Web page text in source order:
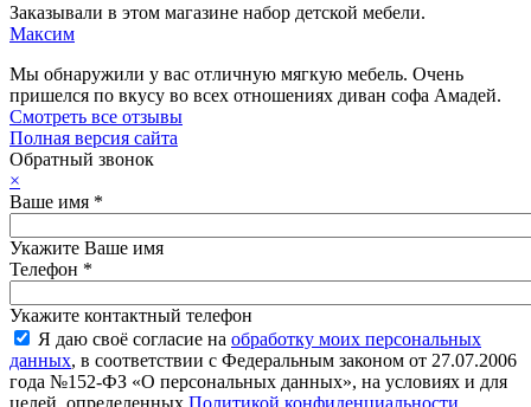
Заказывали в этом магазине набор детской мебели.
Максим
Мы обнаружили у вас отличную мягкую мебель. Очень
пришелся по вкусу во всех отношениях диван софа Амадей.
Смотреть все отзывы
Полная версия сайта
Обратный звонок
×
Ваше имя *
Укажите Ваше имя
Телефон *
Укажите контактный телефон
Я даю своё согласие на обработку моих персональных
данных, в соответствии с Федеральным законом от 27.07.2006
года №152-ФЗ «О персональных данных», на условиях и для
целей, определенных Политикой конфиденциальности